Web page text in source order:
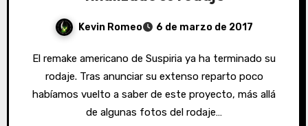
Kevin Romeo 6 de marzo de 2017
El remake americano de Suspiria ya ha terminado su
rodaje. Tras anunciar su extenso reparto poco
habíamos vuelto a saber de este proyecto, más allá
de algunas fotos del rodaje…